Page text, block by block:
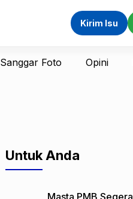
Kirim Isu
Sanggar Foto Opini
Untuk Anda
Masta PMB